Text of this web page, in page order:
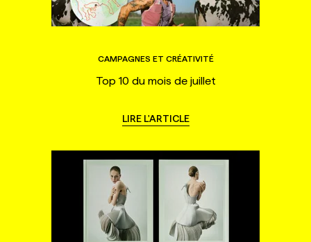
CAMPAGNES ET CRÉATIVITÉ
Top 10 du mois de juillet
LIRE L'ARTICLE